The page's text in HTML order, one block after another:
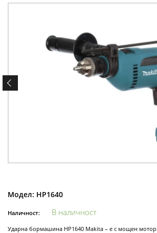
Модел: HP1640
Наличност: В наличност
Ударна бормашина HP1640 Makita – е с мощен